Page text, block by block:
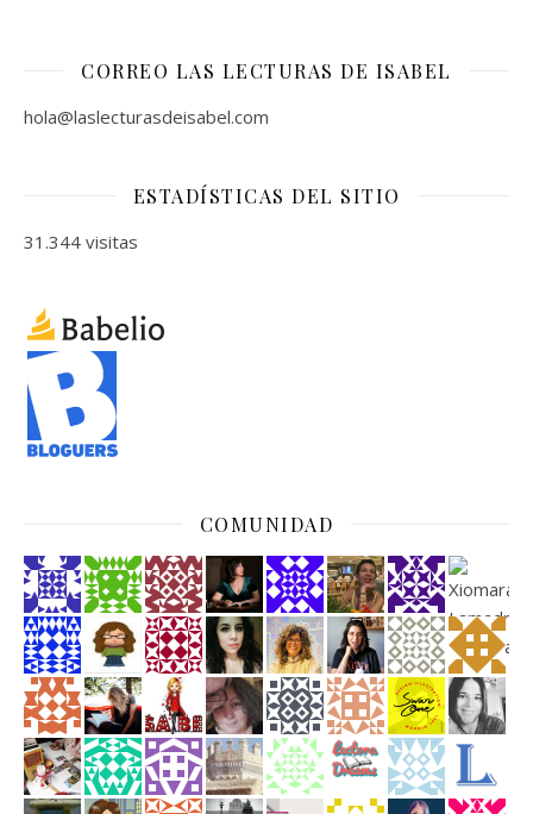
CORREO LAS LECTURAS DE ISABEL
hola@laslecturasdeisabel.com
ESTADÍSTICAS DEL SITIO
31.344 visitas
COMUNIDAD